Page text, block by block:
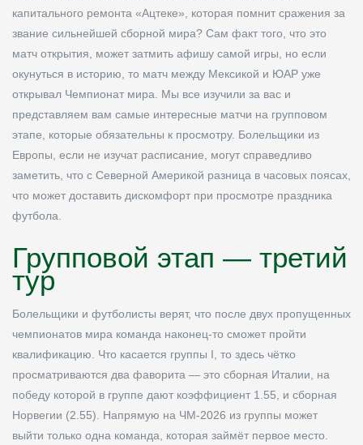
капитального ремонта «Ацтеке», которая помнит сражения за
звание сильнейшей сборной мира? Сам факт того, что это
матч открытия, может затмить афишу самой игры, но если
окунуться в историю, то матч между Мексикой и ЮАР уже
открывал Чемпионат мира. Мы все изучили за вас и
представляем вам самые интересные матчи на групповом
этапе, которые обязательны к просмотру. Болельщики из
Европы, если не изучат расписание, могут справедливо
заметить, что с Северной Америкой разница в часовых поясах,
что может доставить дискомфорт при просмотре праздника
футбола.
Групповой этап — третий
тур
Болельщики и футболисты верят, что после двух пропущенных
чемпионатов мира команда наконец-то сможет пройти
квалификацию. Что касается группы I, то здесь чётко
просматриваются два фаворита — это сборная Италии, на
победу которой в группе дают коэффициент 1.55, и сборная
Норвегии (2.55). Напрямую на ЧМ-2026 из группы может
выйти только одна команда, которая займёт первое место.